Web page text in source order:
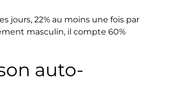
jours, 22% au moins une fois par
masculin, il compte 60%
auto-